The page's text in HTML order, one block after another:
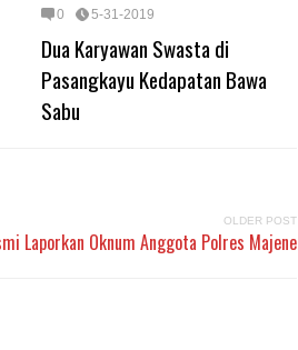
0 5-31-2019
Dua Karyawan Swasta di
Pasangkayu Kedapatan Bawa
Sabu
OLDER POST
Laporkan Oknum Anggota Polres Majene